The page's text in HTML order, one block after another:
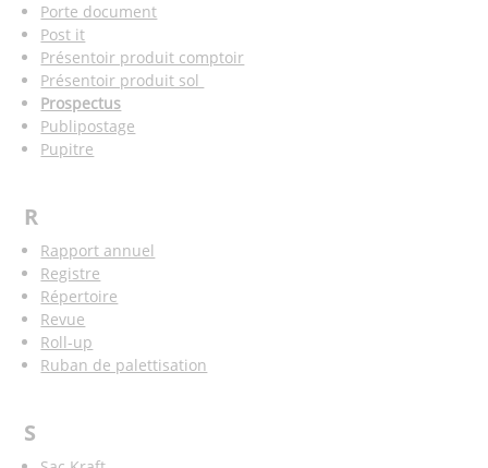
Porte document
Post it
Présentoir produit comptoir
Présentoir produit sol
Prospectus
Publipostage
Pupitre
R
Rapport annuel
Registre
Répertoire
Revue
Roll-up
Ruban de palettisation
S